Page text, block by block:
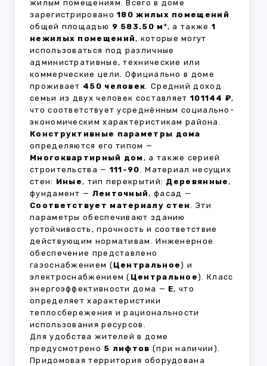
жилым помещениям. Всего в доме
зарегистрировано180 жилых помещений
общей площадью 9 583.50 м², а также 1
нежилых помещений, которые могут
использоваться под различные
административные, технические или
коммерческие цели. Официально в доме
проживает 450 человек. Средний доход
семьи из двух человек составляет 101144 ₽,
что соответствует усреднённым социально-
экономическим характеристикам района.
Конструктивные параметры дома
определяются его типом —
Многоквартирный дом , а также серией
строительства — 111-90. Материал несущих
стен: Иные, тип перекрытий: Деревянные,
фундамент — Ленточный, фасад —
Соответствует материалу стен. Эти
параметры обеспечивают зданию
устойчивость, прочность и соответствие
действующим нормативам. Инженерное
обеспечение представлено
газоснабжением (Центральное) и
электроснабжением ( Центральное). Класс
энергоэффективности дома — E, что
определяет характеристики
теплосбережения и рациональности
использования ресурсов.
Для удобства жителей в доме
предусмотрено 5 лифтов (при наличии).
Придомовая территория оборудована